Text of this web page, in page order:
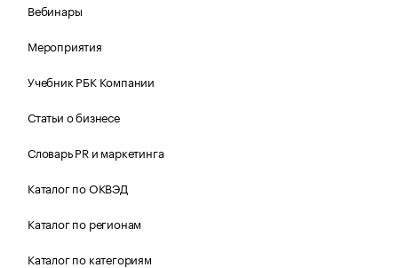
Вебинары
Мероприятия
Учебник РБК Компании
Статьи о бизнесе
Словарь PR и маркетинга
Каталог по ОКВЭД
Каталог по регионам
Каталог по категориям